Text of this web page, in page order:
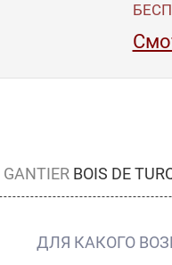
BOIS DE
ДЛЯ КАКОГО